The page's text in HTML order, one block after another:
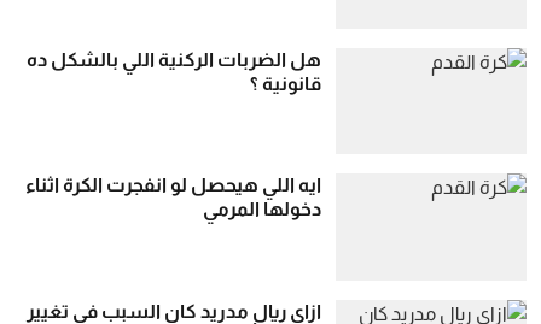
هل الضربات الركنية اللي بالشكل ده
قانونية ؟
ايه اللي هيحصل لو انفجرت الكرة اثناء
دخولها المرمي
ازاي ريال مدريد كان السبب في تغيير